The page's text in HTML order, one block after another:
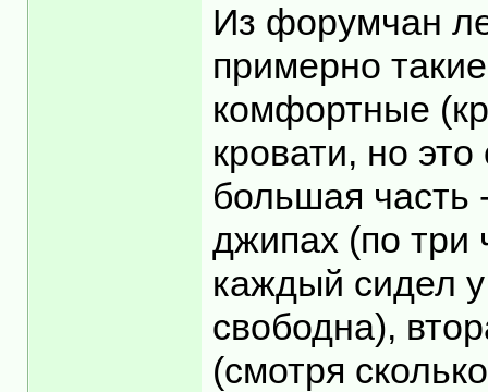
Из форумчан
примерно
комфортные
кровати, но
большая часть
джипах (по три
каждый сидел
свободна),
(смотря